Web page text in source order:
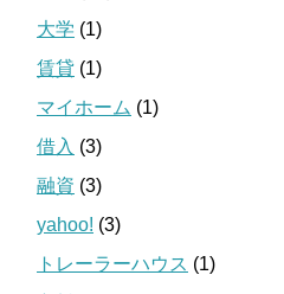
大学 (1)
賃貸 (1)
マイホーム (1)
借入 (3)
融資 (3)
yahoo! (3)
トレーラーハウス (1)